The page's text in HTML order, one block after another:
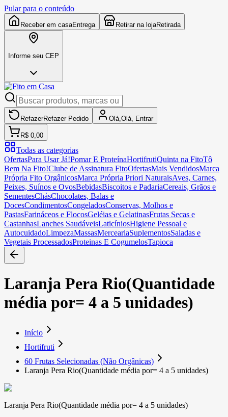
Pular para o conteúdo
Receber em casaEntrega Retirar na lojaRetirada
Informe seu CEP
RefazerRefazer Pedido Olá, Olá, Entrar
R$ 0,00
Todas as categorias
OfertasPara Usar Já!Pomar E ProteínaHortifrutiQuinta na FitoTô
Bem Na Fito!Clube de Assinatura FitoOfertasMais VendidosMarca
Própria Fito OrgânicosMarca Própria Priori NaturaisAves, Carnes,
Peixes, Suínos e OvosBebidasBiscoitos e PadariaCereais, Grãos e
SementesChásChocolates, Balas e
DocesCondimentosCongeladosConservas, Molhos e
PastasFarináceos e FlocosGeléias e GelatinasFrutas Secas e
CastanhasLanches SaudáveisLaticíniosHigiene Pessoal e
AutocuidadoLimpezaMassasMerceariaSuplementosSaladas e
Vegetais ProcessadosProteinas E CogumelosTapioca
Laranja Pera Rio(Quantidade
média por= 4 a 5 unidades)
Início
Hortifruti
60 Frutas Selecionadas (Não Orgânicas)
Laranja Pera Rio(Quantidade média por= 4 a 5 unidades)
Laranja Pera Rio(Quantidade média por= 4 a 5 unidades)